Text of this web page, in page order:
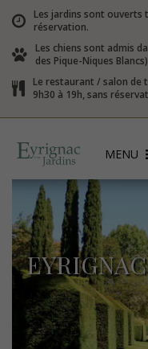
Les jardins sont ouverts
réservation.
Les chiens sont admis
des Pique-Niques Blancs)
Le restaurant / salon de
9h30 à 19h, sans
MENU